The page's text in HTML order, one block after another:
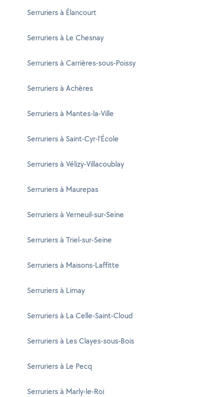
Serruriers à Élancourt
Serruriers à Le Chesnay
Serruriers à Carrières-sous-Poissy
Serruriers à Achères
Serruriers à Mantes-la-Ville
Serruriers à Saint-Cyr-l'École
Serruriers à Vélizy-Villacoublay
Serruriers à Maurepas
Serruriers à Verneuil-sur-Seine
Serruriers à Triel-sur-Seine
Serruriers à Maisons-Laffitte
Serruriers à Limay
Serruriers à La Celle-Saint-Cloud
Serruriers à Les Clayes-sous-Bois
Serruriers à Le Pecq
Serruriers à Marly-le-Roi